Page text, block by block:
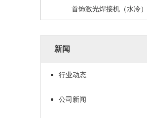
新闻
行业动态
公司新闻